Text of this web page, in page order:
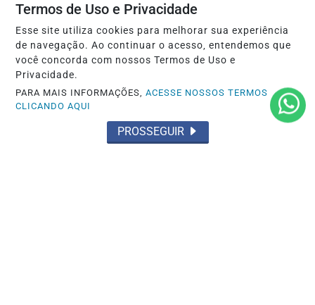
Termos de Uso e Privacidade
Esse site utiliza cookies para melhorar sua experiência
de navegação. Ao continuar o acesso, entendemos que
você concorda com nossos Termos de Uso e
Privacidade.
PARA MAIS INFORMAÇÕES,ACESSE NOSSOS TERMOS
CLICANDO AQUI
PROSSEGUIR